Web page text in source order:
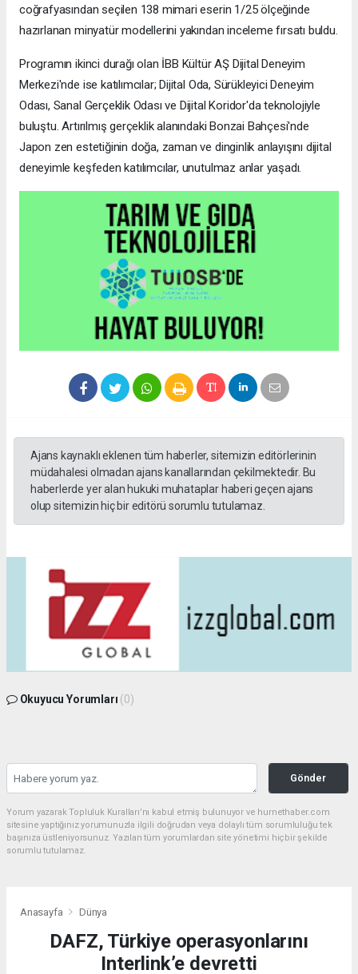
coğrafyasından seçilen 138 mimari eserin 1/25 ölçeğinde
hazırlanan minyatür modellerini yakından inceleme fırsatı buldu.
Programın ikinci durağı olan İBB Kültür AŞ Dijital Deneyim
Merkezi'nde ise katılımcılar; Dijital Oda, Sürükleyici Deneyim
Odası, Sanal Gerçeklik Odası ve Dijital Koridor'da teknolojiyle
buluştu. Artırılmış gerçeklik alanındaki Bonzai Bahçesi'nde
Japon zen estetiğinin doğa, zaman ve dinginlik anlayışını dijital
deneyimle keşfeden katılımcılar, unutulmaz anlar yaşadı.
Ajans kaynaklı eklenen tüm haberler, sitemizin editörlerinin
müdahalesi olmadan ajans kanallarından çekilmektedir. Bu
haberlerde yer alan hukuki muhataplar haberi geçen ajans
olup sitemizin hiç bir editörü sorumlu tutulamaz.
Okuyucu Yorumları (0)
Gönder
Yorum yazarak Topluluk Kuralları’nı kabul etmiş bulunuyor ve hurnethaber.com
sitesine yaptığınız yorumunuzla ilgili doğrudan veya dolaylı tüm sorumluluğu tek
başınıza üstleniyorsunuz. Yazılan tüm yorumlardan site yönetimi hiçbir şekilde
sorumlu tutulamaz.
Anasayfa Dünya
DAFZ, Türkiye operasyonlarını
Interlink’e devretti